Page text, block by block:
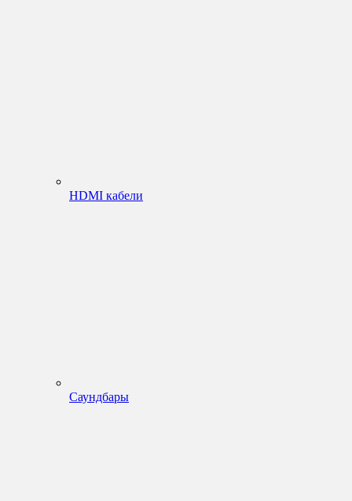
HDMI кабели
Саундбары